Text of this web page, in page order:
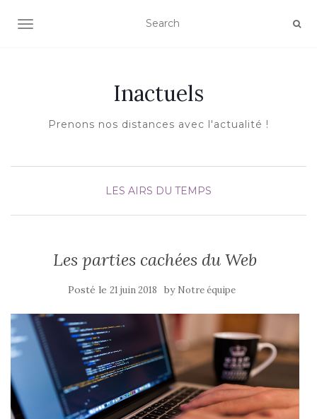
AFFICHER/MASQUER LA NAVIGATION
Inactuels
Prenons nos distances avec l'actualité !
LES AIRS DU TEMPS
Les parties cachées du Web
Posté le 21 juin 2018 by Notre équipe